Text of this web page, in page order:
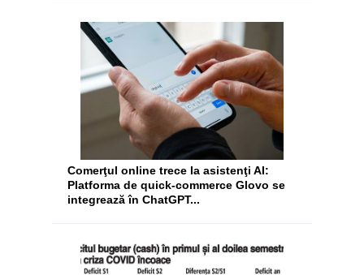
Comerţul online trece la asistenţi AI:
Platforma de quick-commerce Glovo se
integrează în ChatGPT...